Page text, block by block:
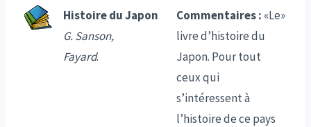
Histoire du Japon
G. Sanson,
Fayard.
Commentaires : «Le»
livre d’histoire du
Japon. Pour tout
ceux qui
s’intéressent à
l’histoire de ce pays